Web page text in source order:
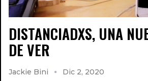
DISTANCIADXS, UNA
DE VER
Jackie Bini
Dic 2, 2020